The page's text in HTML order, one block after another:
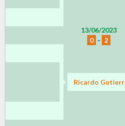
13/06/2023
0 - 2
Ricardo